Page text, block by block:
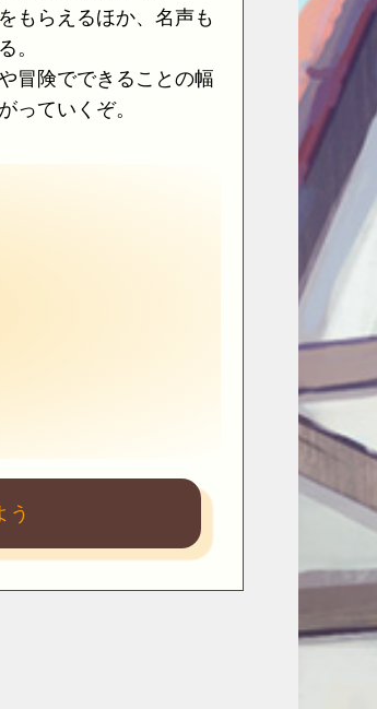
もらえるほか、名声も
。
冒険でできることの幅
っていくぞ。
う